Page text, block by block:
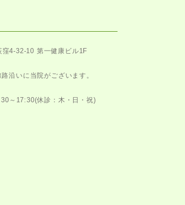
窪4-32-10 第一健康ビル1F
路沿いに当院がございます。
～17:30(休診：木・日・祝)